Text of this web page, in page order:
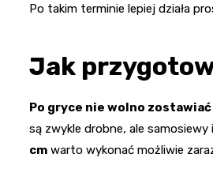
Po takim terminie lepiej działa
Jak
Po gryce nie wolno
są zwykle drobne, ale
cm warto wykonać możliwie